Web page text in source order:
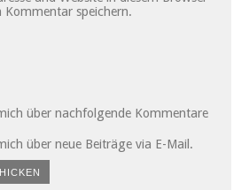
speichern.
über nachfolgende Kommentare
über neue Beiträge via E-Mail.